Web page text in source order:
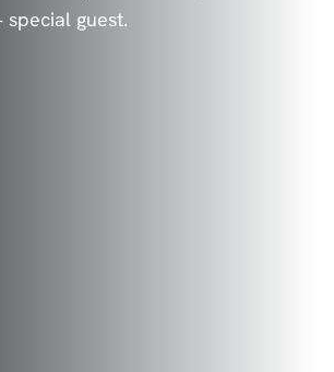
special guest.